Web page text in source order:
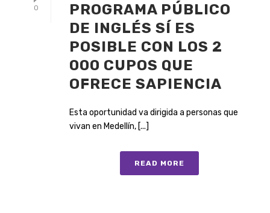
0
PROGRAMA PÚBLICO
DE INGLÉS SÍ ES
POSIBLE CON LOS 2
000 CUPOS QUE
OFRECE SAPIENCIA
Esta oportunidad va dirigida a personas que
vivan en Medellín, [...]
READ MORE